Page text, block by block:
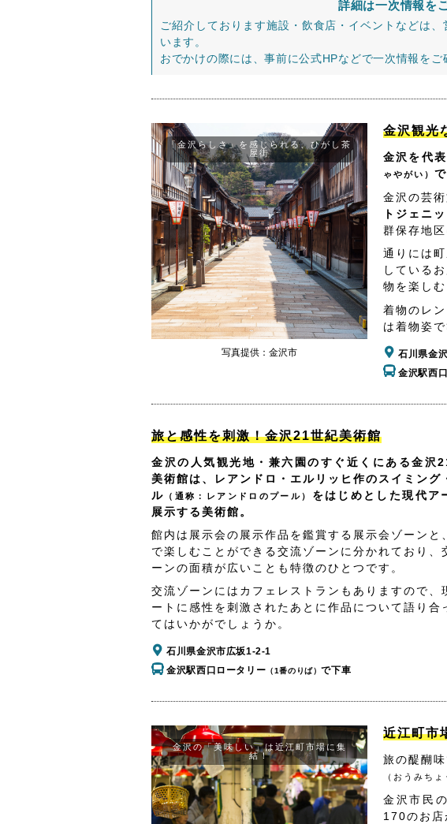
詳細は一次情報を
ご紹介しております施設・飲食店・イベントなどは
います。
おでかけの際には、事前に公式HPなどで一次情報をご
「金沢らしさ」を感じられる、ひがし茶
屋街
写真提供：金沢市
金沢観光
金沢を代
ゃやがい） で
金沢の芸
トジェニ
群保存地
通りには
している
物を楽し
着物のレ
は着物姿
石川県金
金沢駅西
旅と感性を刺激！金沢21世紀美術館
金沢の人気観光地・兼六園のすぐ近くにある金沢
美術館は、レアンドロ・エルリッヒ作のスイミング
ル
（通称：レアンドロのプール）
をはじめとした現代ア
展示する美術館。
館内は展示会の展示作品を鑑賞する展示会ゾーンと
で楽しむことができる交流ゾーンに分かれており、
ーンの面積が広いことも特徴のひとつです。
交流ゾーンにはカフェレストランもありますので、
ートに感性を刺激されたあとに作品について語り合
てはいかがでしょうか。
石川県金沢市広坂1-2-1
金沢駅西口ロータリー （1番のりば）で下車
金沢の「美味しい」は近江町市場に集
結！
近江町市
旅の醍醐
（おうみちょ
金沢市民
170のお店